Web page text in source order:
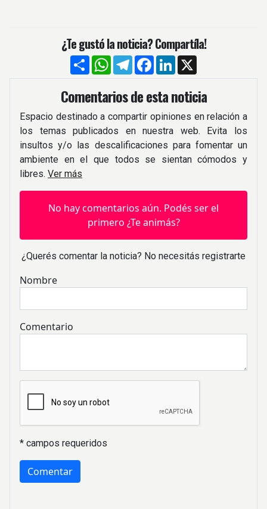
¿Te gustó la noticia? Compartíla!
CompartirWhatsApp
TelegramFacebook
LinkedIn
Comentarios de esta noticia
Espacio destinado a compartir opiniones en relación a
los temas publicados en nuestra web. Evita los
insultos y/o las descalificaciones para fomentar un
ambiente en el que todos se sientan cómodos y
libres. Ver más
No hay comentarios aún. Podés ser el
primero ¿Te animás?
¿Querés comentar la noticia? No necesitás registrarte
Nombre
Comentario
* campos requeridos